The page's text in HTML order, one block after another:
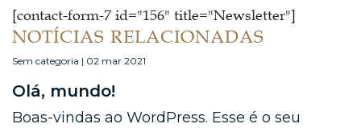
[contact-form-7 id="156" title="Newsletter"]
NOTÍCIAS RELACIONADAS
Sem categoria | 02 mar 2021
Olá, mundo!
Boas-vindas ao WordPress. Esse é o seu